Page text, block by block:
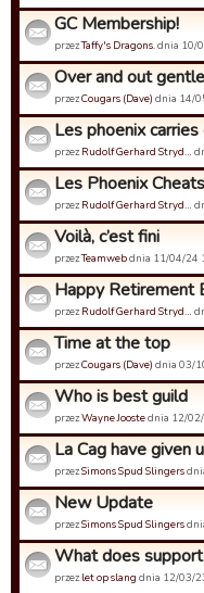
GC Membership!
przezTaffy's Dragons.dnia 10/
Over and out
przezCougars (Dave) dnia 14/
Les phoenix
przez Rudolf Gerhard Stryd…
Les Phoenix
przez Rudolf Gerhard Stryd…
Voilà, c’est fini
przezTeamwebdnia 11/04/24
Happy Retirement
przez Rudolf Gerhard Stryd…
Time at the top
przezCougars (Dave) dnia 03/
Who is best guild
przezWayne Joostednia 12/
La Cag have given
przezSimons Spud Slingers
New Update
przezSimons Spud Slingers
What does
przez let op slang dnia 12/03/